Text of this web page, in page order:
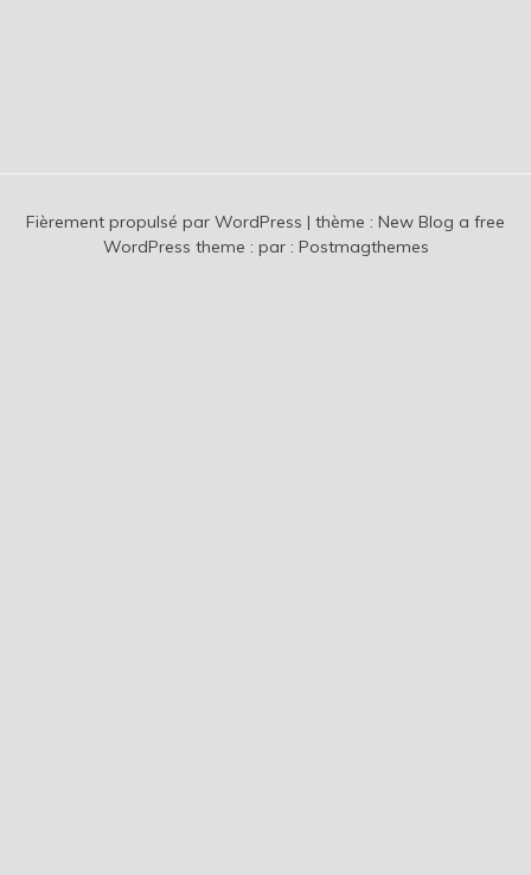
Fièrement propulsé par WordPress | thème : New Blog a free
WordPress theme : par : Postmagthemes